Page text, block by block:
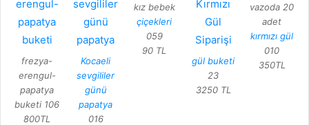
frezya-
erengul-
papatya
buketi 106
800TL
Kocaeli
sevgililer
günü
papatya
016
kız bebek
çiçekleri
059
90 TL
gül buketi
23
3250 TL
vazoda 20
adet
kırmızı gül
010
350TL